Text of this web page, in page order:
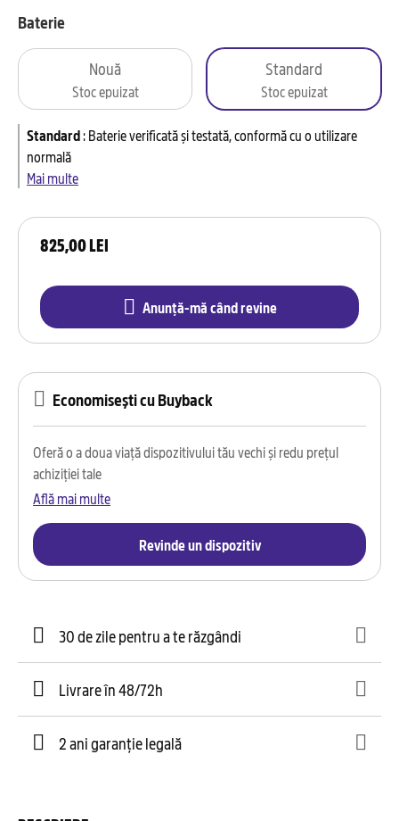
825,00 LEI
Anunță-mă când revine
Baterie
Nouă
Stoc epuizat
Standard
Stoc epuizat
Standard:Baterie verificată și testată, conformă cu o utilizare
normală
Mai multe
Economisești cu Buyback
Oferă o a doua viață dispozitivului tău vechi și redu prețul
achiziției tale
Află mai multe
Revinde un dispozitiv
30 de zile pentru a te răzgândi
Livrare în 48/72h
2 ani garanție legală